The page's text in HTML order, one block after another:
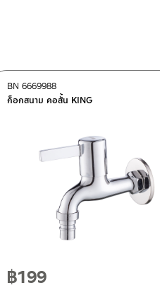
า กรุงเทพฯ 10120
ดราคา เคลียร์สต็อก
ก็อกสนาม คอสั้น KING
BN 6669988
฿199